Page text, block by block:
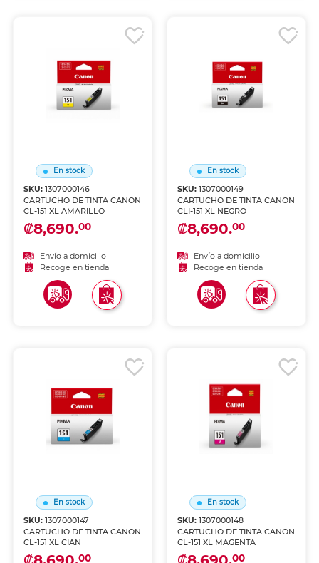
En stock
SKU:1307000146
CARTUCHO DE TINTA CANON
CL-151 XL AMARILLO
₡8,690.00
Envío a domicilio
Recoge en tienda
En stock
SKU: 1307000149
CARTUCHO DE TINTA CANON
CLI-151 XL NEGRO
₡8,690.00
Envío a domicilio
Recoge en tienda
En stock
SKU:1307000147
CARTUCHO DE TINTA CANON
CL-151 XL CIAN
00
En stock
SKU: 1307000148
CARTUCHO DE TINTA CANON
CL-151 XL MAGENTA
00